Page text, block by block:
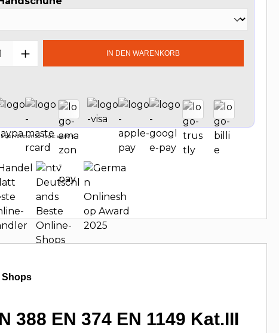
Anzahl: Gib den gewünschten
IN DEN WARENKORB
der letzten 30 Tage: 89,09 €
Shops
388 EN 374 EN 1149 Kat.III